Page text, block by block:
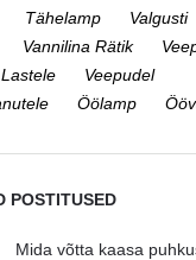
Tähelamp
Valgusti
Vannilina Rätik
Veepudel
Öölamp
POSTITUSED
Mida võtta kaasa